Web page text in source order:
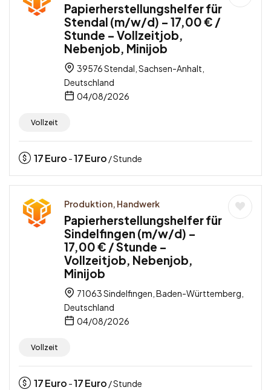
Papierherstellungshelfer für
Stendal (m/w/d) – 17,00 € /
Stunde – Vollzeitjob,
Nebenjob, Minijob
39576 Stendal, Sachsen-Anhalt,
Deutschland
04/08/2026
Vollzeit
17Euro -17Euro / Stunde
Produktion, Handwerk
Papierherstellungshelfer für
Sindelfingen (m/w/d) –
17,00 € / Stunde –
Vollzeitjob, Nebenjob,
Minijob
71063 Sindelfingen, Baden-Württemberg,
Deutschland
04/08/2026
Vollzeit
17Euro -17Euro / Stunde